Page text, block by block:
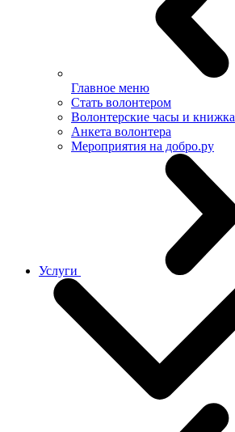
Главное меню
Стать волонтером
Волонтерские часы и книжка
Анкета волонтера
Мероприятия на добро.ру
Услуги